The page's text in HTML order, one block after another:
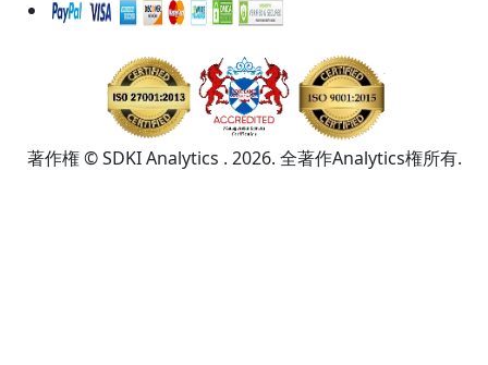
著作権 © SDKI Analytics . 2026. 全著作Analytics権所有.